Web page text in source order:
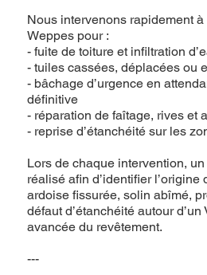
Nous intervenons rapidement
Weppes pour :
- fuite de toiture et infiltration
- tuiles cassées, déplacées ou
- bâchage d’urgence en
définitive
- réparation de faîtage, rives et
- reprise d’étanchéité sur les
Lors de chaque intervention,
réalisé afin d’identifier l’origine
ardoise fissurée, solin abîmé,
défaut d’étanchéité autour
avancée du revêtement.
---